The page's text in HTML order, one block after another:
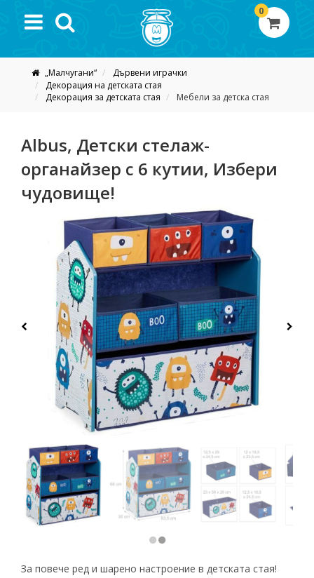
0
„Малчугани“
Дървени играчки
Декорация на детската стая
Декорация за детската стая
Мебели за детска стая
Albus, Детски стелаж-
органайзер с 6 кутии, Избери
чудовище!
За повече ред и шарено настроение в детската стая!